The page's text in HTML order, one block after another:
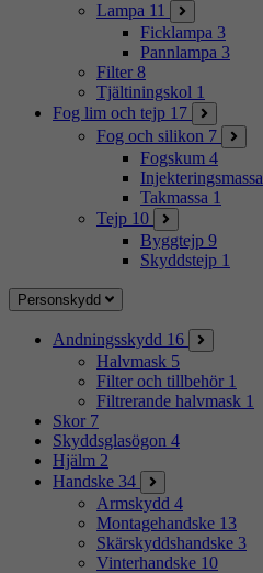
Lampa 11
Ficklampa 3
Pannlampa 3
Filter 8
Tjältiningskol 1
Fog lim och tejp 17
Fog och silikon 7
Fogskum 4
Injekteringsmassa
Takmassa 1
Tejp 10
Byggtejp 9
Skyddstejp 1
Personskydd
Andningsskydd 16
Halvmask 5
Filter och tillbehör 1
Filtrerande halvmask 1
Skor 7
Skyddsglasögon 4
Hjälm 2
Handske 34
Armskydd 4
Montagehandske 13
Skärskyddshandske 3
Vinterhandske 10